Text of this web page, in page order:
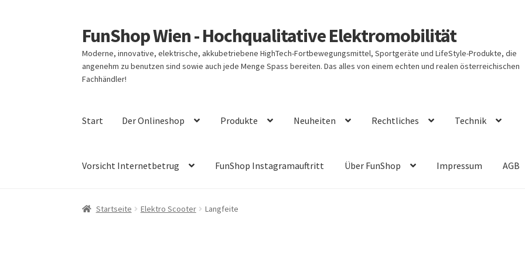
Zur
Navigation
springen
Zum
Inhalt
springen
FunShop Wien - Hochqualitative Elektromobilität
Moderne, innovative, elektrische, akkubetriebene HighTech-Fortbewegungsmittel, Sportgeräte und LifeStyle-Produkte, die
angenehm zu benutzen sind sowie auch jede Menge Spass bereiten. Das alles von einem echten und realen österreichischen
Fachhändler!
Start Der Onlineshop Produkte Neuheiten Rechtliches Technik
Vorsicht Internetbetrug FunShop Instagramauftritt Über FunShop Impressum AGB
Startseite Elektro Scooter Langfeite